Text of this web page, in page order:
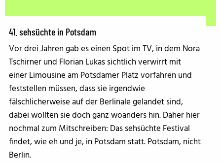
41. sehsüchte in Potsdam
Vor drei Jahren gab es einen Spot im TV, in dem Nora
Tschirner und Florian Lukas sichtlich verwirrt mit
einer Limousine am Potsdamer Platz vorfahren und
feststellen müssen, dass sie irgendwie
fälschlicherweise auf der Berlinale gelandet sind,
dabei wollten sie doch ganz woanders hin. Daher hier
nochmal zum Mitschreiben: Das sehsüchte Festival
findet, wie eh und je, in Potsdam statt. Potsdam, nicht
Berlin.